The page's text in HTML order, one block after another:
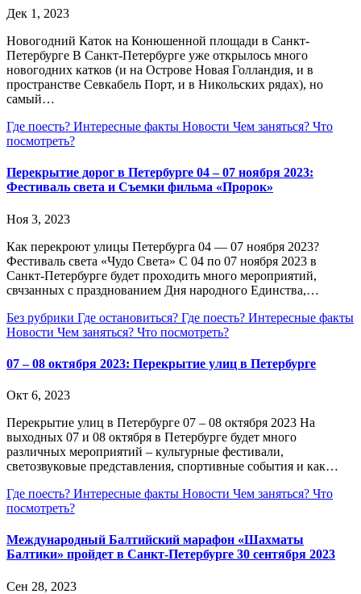
Дек 1, 2023
Новогодний Каток на Конюшенной площади в Санкт-
Петербурге В Санкт-Петербурге уже открылось много
новогодних катков (и на Острове Новая Голландия, и в
пространстве Севкабель Порт, и в Никольских рядах), но
самый…
Где поесть? Интересные факты Новости Чем заняться? Что
посмотреть?
Перекрытие дорог в Петербурге 04 – 07 ноября 2023:
Фестиваль света и Съемки фильма «Пророк»
Ноя 3, 2023
Как перекроют улицы Петербурга 04 — 07 ноября 2023?
Фестиваль света «Чудо Света» С 04 по 07 ноября 2023 в
Санкт-Петербурге будет проходить много мероприятий,
свчзанных с празднованием Дня народного Единства,…
Без рубрики Где остановиться? Где поесть? Интересные факты
Новости Чем заняться? Что посмотреть?
07 – 08 октября 2023: Перекрытие улиц в Петербурге
Окт 6, 2023
Перекрытие улиц в Петербурге 07 – 08 октября 2023 На
выходных 07 и 08 октября в Петербурге будет много
различных мероприятий – культурные фестивали,
светозвуковые представления, спортивные события и как…
Где поесть? Интересные факты Новости Чем заняться? Что
посмотреть?
Международный Балтийский марафон «Шахматы
Балтики» пройдет в Санкт-Петербурге 30 сентября 2023
Сен 28, 2023